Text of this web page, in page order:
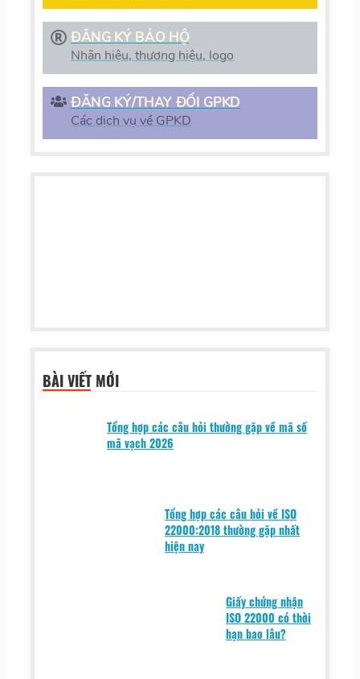
ĐĂNG KÝ BẢO HỘ
Nhãn hiệu, thương hiệu, logo
ĐĂNG KÝ/THAY ĐỔI GPKD
Các dịch vụ về GPKD
BÀI VIẾT MỚI
Tổng hợp các câu hỏi thường gặp về mã số
mã vạch 2026
Tổng hợp các câu hỏi về ISO
22000:2018 thường gặp nhất
hiện nay
Giấy chứng nhận
ISO 22000 có thời
hạn bao lâu?